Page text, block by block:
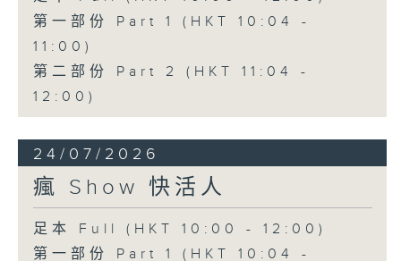
第一部份 Part 1 (HKT 10:04 -
11:00)
第二部份 Part 2 (HKT 11:04 -
12:00)
24/07/2026
瘋 Show 快活人
足本 Full (HKT 10:00 - 12:00)
第一部份 Part 1 (HKT 10:04 -